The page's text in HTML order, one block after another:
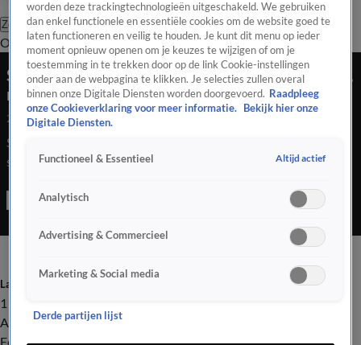
Zoeken
OverzichtRegioUitzendingenWeerTip de redactiePanelVideo's
Sotiris viert opening van zijn Griekse restaurant,
maar vreest snelle sluiting
26 nov 2021, 18:37
Sotiris viert opening van zijn Griekse restaurant, maar vreest
snelle sluiting
Laatste nieuws
112
Advies & Tips
Economie
worden deze trackingtechnologieën uitgeschakeld. We gebruiken
dan enkel functionele en essentiële cookies om de website goed te
laten functioneren en veilig te houden. Je kunt dit menu op ieder
moment opnieuw openen om je keuzes te wijzigen of om je
toestemming in te trekken door op de link Cookie-instellingen
onder aan de webpagina te klikken. Je selecties zullen overal
binnen onze Digitale Diensten worden doorgevoerd. Raadpleeg
onze Cookieverklaring voor meer informatie.
Bekijk hier onze
Digitale Diensten.
Functioneel & Essentieel Altijd actief
Analytisch
Advertising & Commercieel
Marketing & Social media
Derde partijen lijst